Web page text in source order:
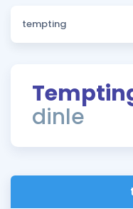
Sözlük
Rehberlik Aracı
ÖSYM Sınav
Hakkımızda
dinle